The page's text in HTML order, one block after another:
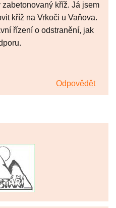
kříž. Já jsem
kříž na Vrkoči u Vaňova.
řízení o odstranění, jak
Odpovědět